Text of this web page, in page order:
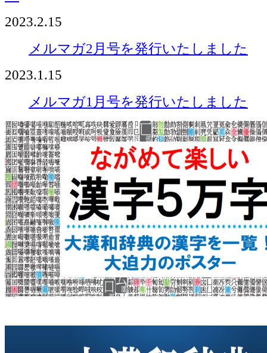
2023.2.15
メルマガ2月号を発行いたしました
2023.1.15
メルマガ1月号を発行いたしました